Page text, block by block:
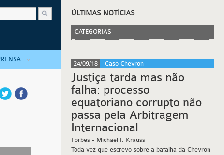
ÚLTIMAS NOTÍCIAS
CATEGORIAS
24/09/18 Caso Chevron
Justiça tarda mas não
falha: processo
equatoriano corrupto não
passa pela Arbitragem
Internacional
Forbes- Michael I. Krauss
Toda vez que escrevo sobre a batalha da Chevron